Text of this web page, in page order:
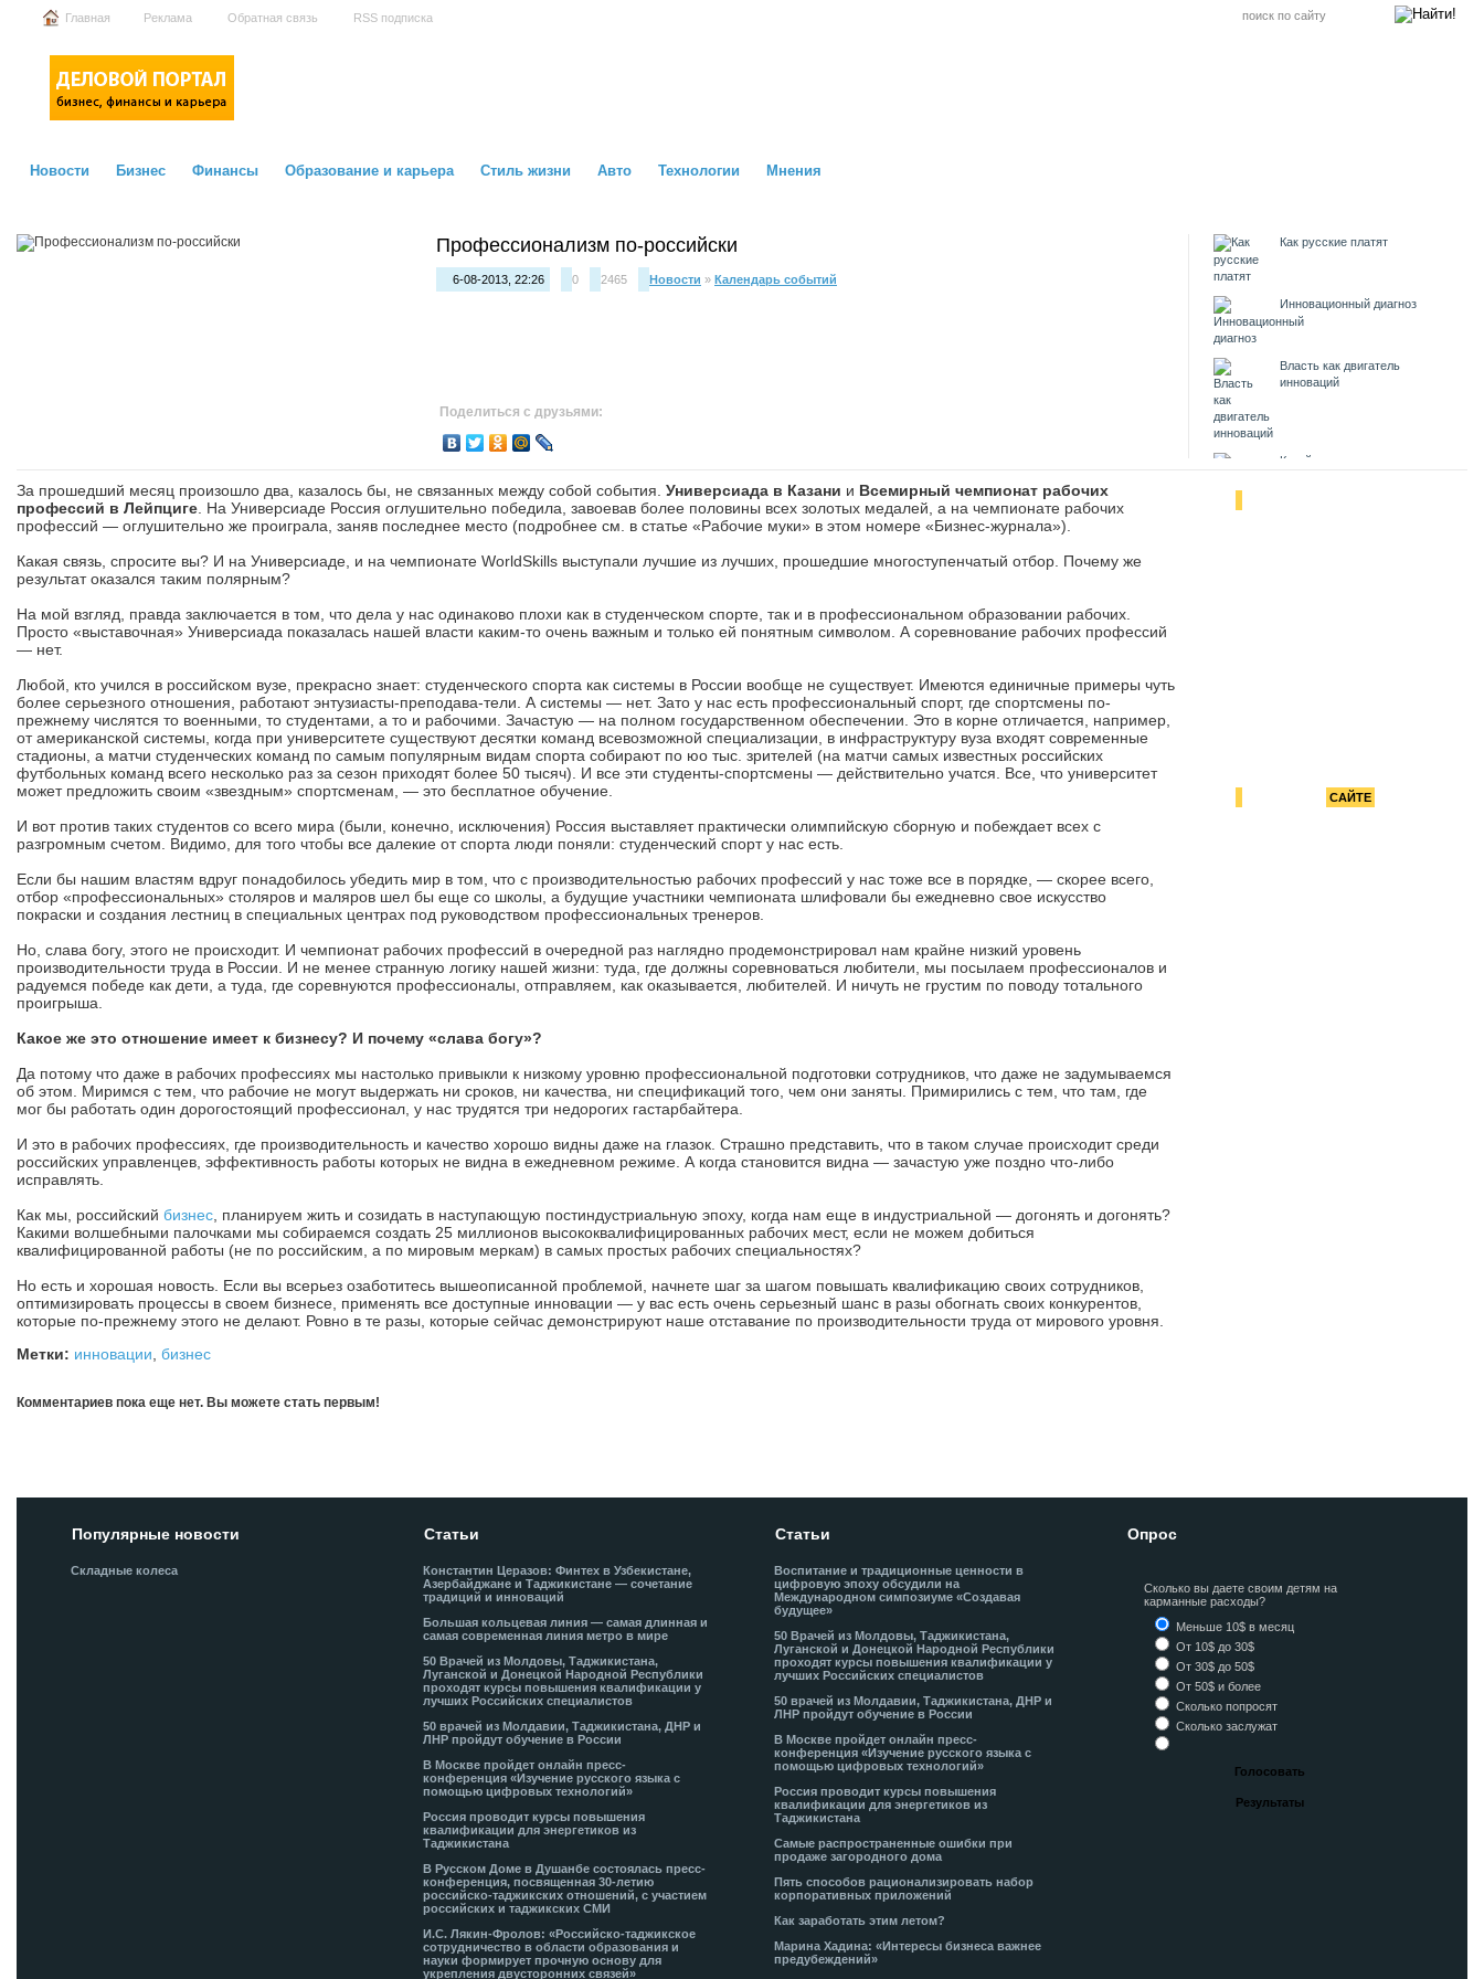
Главная Реклама Обратная связь RSS подписка
Новости Бизнес Финансы Образование и карьера Стиль жизни Авто Технологии Мнения
Профессионализм по-российски
6-08-2013, 22:26 0 2465 Новости » Календарь событий
Поделиться с друзьями:
Как русские платят
Инновационный диагноз
Власть как двигатель
инноваций
Китайские заводы дымят в
За прошедший месяц произошло два, казалось бы, не связанных между собой события. Универсиада в Казани и Всемирный чемпионат рабочих
профессий в Лейпциге . На Универсиаде Россия оглушительно победила, завоевав более половины всех золотых медалей, а на чемпионате рабочих
профессий — оглушительно же проиграла, заняв последнее место (подробнее см. в статье «Рабочие муки» в этом номере «Бизнес-журнала»).
Какая связь, спросите вы? И на Универсиаде, и на чемпионате WorldSkills выступали лучшие из лучших, прошедшие многоступенчатый отбор. Почему же
результат оказался таким полярным?
На мой взгляд, правда заключается в том, что дела у нас одинаково плохи как в студенческом спорте, так и в профессиональном образовании рабочих.
Просто «выставочная» Универсиада показалась нашей власти каким-то очень важным и только ей понятным символом. А соревнование рабочих профессий
— нет.
Любой, кто учился в российском вузе, прекрасно знает: студенческого спорта как системы в России вообще не существует. Имеются единичные примеры чуть
более серьезного отношения, работают энтузиасты-преподава-тели. А системы — нет. Зато у нас есть профессиональный спорт, где спортсмены по-
прежнему числятся то военными, то студентами, а то и рабочими. Зачастую — на полном государственном обеспечении. Это в корне отличается, например,
от американской системы, когда при университете существуют десятки команд всевозможной специализации, в инфраструктуру вуза входят современные
стадионы, а матчи студенческих команд по самым популярным видам спорта собирают по юо тыс. зрителей (на матчи самых известных российских
футбольных команд всего несколько раз за сезон приходят более 50 тысяч). И все эти студенты-спортсмены — действительно учатся. Все, что университет
может предложить своим «звездным» спортсменам, — это бесплатное обучение.
И вот против таких студентов со всего мира (были, конечно, исключения) Россия выставляет практически олимпийскую сборную и побеждает всех с
разгромным счетом. Видимо, для того чтобы все далекие от спорта люди поняли: студенческий спорт у нас есть.
Если бы нашим властям вдруг понадобилось убедить мир в том, что с производительностью рабочих профессий у нас тоже все в порядке, — скорее всего,
отбор «профессиональных» столяров и маляров шел бы еще со школы, а будущие участники чемпионата шлифовали бы ежедневно свое искусство
покраски и создания лестниц в специальных центрах под руководством профессиональных тренеров.
Но, слава богу, этого не происходит. И чемпионат рабочих профессий в очередной раз наглядно продемонстрировал нам крайне низкий уровень
производительности труда в России. И не менее странную логику нашей жизни: туда, где должны соревноваться любители, мы посылаем профессионалов и
радуемся победе как дети, а туда, где соревнуются профессионалы, отправляем, как оказывается, любителей. И ничуть не грустим по поводу тотального
проигрыша.
Какое же это отношение имеет к бизнесу? И почему «слава богу»?
Да потому что даже в рабочих профессиях мы настолько привыкли к низкому уровню профессиональной подготовки сотрудников, что даже не задумываемся
об этом. Миримся с тем, что рабочие не могут выдержать ни сроков, ни качества, ни спецификаций того, чем они заняты. Примирились с тем, что там, где
мог бы работать один дорогостоящий профессионал, у нас трудятся три недорогих гастарбайтера.
И это в рабочих профессиях, где производительность и качество хорошо видны даже на глазок. Страшно представить, что в таком случае происходит среди
российских управленцев, эффективность работы которых не видна в ежедневном режиме. А когда становится видна — зачастую уже поздно что-либо
исправлять.
Как мы, российский бизнес , планируем жить и созидать в наступающую постиндустриальную эпоху, когда нам еще в индустриальной — догонять и догонять?
Какими волшебными палочками мы собираемся создать 25 миллионов высококвалифицированных рабочих мест, если не можем добиться
квалифицированной работы (не по российским, а по мировым меркам) в самых простых рабочих специальностях?
Но есть и хорошая новость. Если вы всерьез озаботитесь вышеописанной проблемой, начнете шаг за шагом повышать квалификацию своих сотрудников,
оптимизировать процессы в своем бизнесе, применять все доступные инновации — у вас есть очень серьезный шанс в разы обогнать своих конкурентов,
которые по-прежнему этого не делают. Ровно в те разы, которые сейчас демонстрируют наше отставание по производительности труда от мирового уровня.
Метки: инновации, бизнес
Комментариев пока еще нет. Вы можете стать первым!
САЙТЕ
Популярные новости
Складные колеса
Статьи
Константин Церазов: Финтех в Узбекистане,
Азербайджане и Таджикистане — сочетание
традиций и инноваций
Большая кольцевая линия — самая длинная и
самая современная линия метро в мире
50 Врачей из Молдовы, Таджикистана,
Луганской и Донецкой Народной Республики
проходят курсы повышения квалификации у
лучших Российских специалистов
50 врачей из Молдавии, Таджикистана, ДНР и
ЛНР пройдут обучение в России
В Москве пройдет онлайн пресс-
конференция «Изучение русского языка с
помощью цифровых технологий»
Россия проводит курсы повышения
квалификации для энергетиков из
Таджикистана
В Русском Доме в Душанбе состоялась пресс-
конференция, посвященная 30-летию
российско-таджикских отношений, с участием
российских и таджикских СМИ
И.С. Лякин-Фролов: «Российско-таджикское
сотрудничество в области образования и
науки формирует прочную основу для
укрепления двусторонних связей»
Статьи
Воспитание и традиционные ценности в
цифровую эпоху обсудили на
Международном симпозиуме «Создавая
будущее»
50 Врачей из Молдовы, Таджикистана,
Луганской и Донецкой Народной Республики
проходят курсы повышения квалификации у
лучших Российских специалистов
50 врачей из Молдавии, Таджикистана, ДНР и
ЛНР пройдут обучение в России
В Москве пройдет онлайн пресс-
конференция «Изучение русского языка с
помощью цифровых технологий»
Россия проводит курсы повышения
квалификации для энергетиков из
Таджикистана
Самые распространенные ошибки при
продаже загородного дома
Пять способов рационализировать набор
корпоративных приложений
Как заработать этим летом?
Марина Хадина: «Интересы бизнеса важнее
предубеждений»
Опрос
Сколько вы даете своим детям на
карманные расходы?
Меньше 10$ в месяц
От 10$ до 30$
От 30$ до 50$
От 50$ и более
Сколько попросят
Сколько заслужат